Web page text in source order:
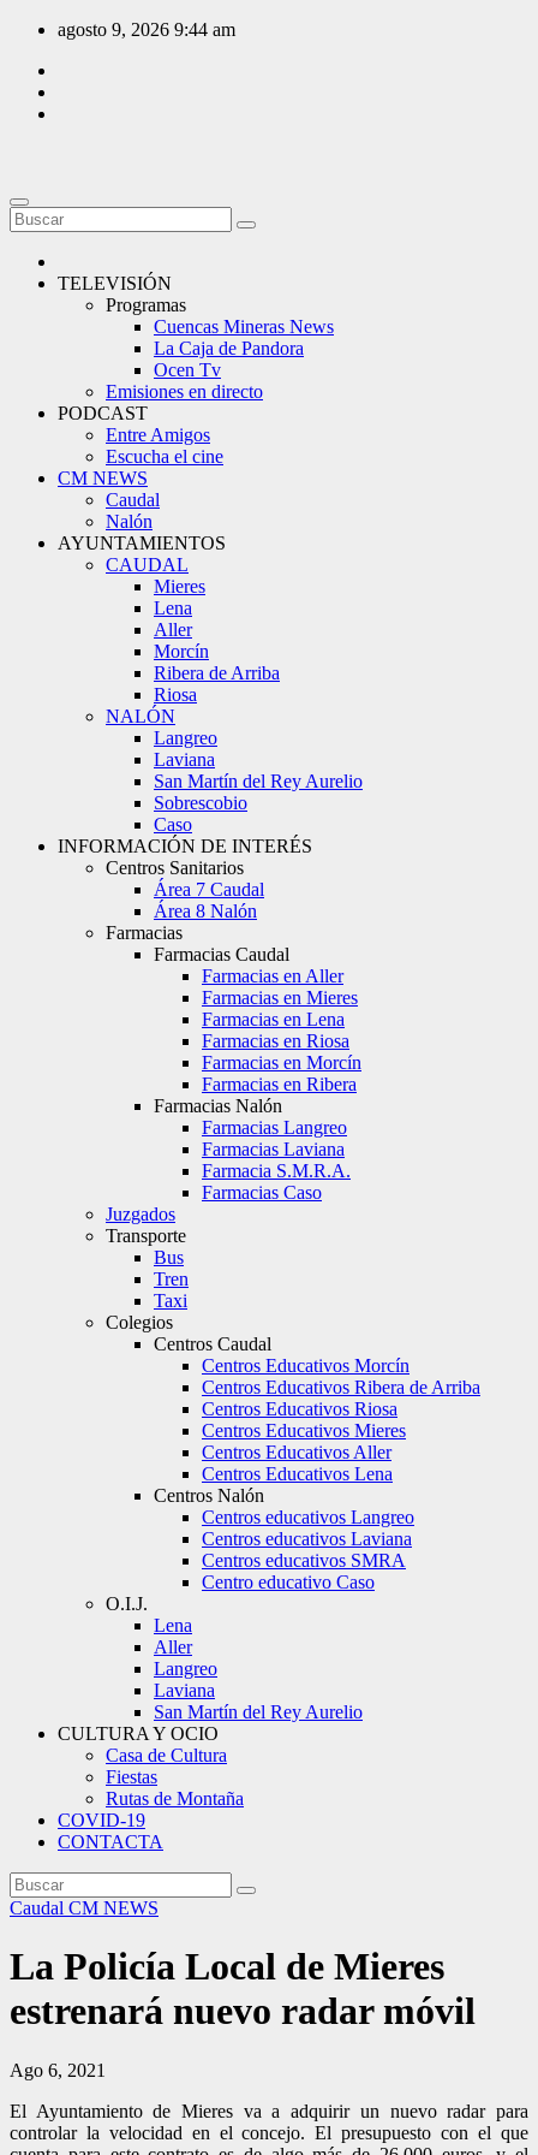
Saltar
contenido
agosto 9, 2026 9:44 am
TELEVISIÓN
Programas
Cuencas Mineras News
La Caja de Pandora
Ocen Tv
Emisiones en directo
PODCAST
Entre Amigos
Escucha el cine
CM NEWS
Caudal
Nalón
AYUNTAMIENTOS
CAUDAL
Mieres
Lena
Aller
Morcín
Ribera de Arriba
Riosa
NALÓN
Langreo
Laviana
San Martín del Rey Aurelio
Sobrescobio
Caso
INFORMACIÓN DE INTERÉS
Centros Sanitarios
Área 7 Caudal
Área 8 Nalón
Farmacias
Farmacias Caudal
Farmacias en Aller
Farmacias en Mieres
Farmacias en Lena
Farmacias en Riosa
Farmacias en Morcín
Farmacias en Ribera
Farmacias Nalón
Farmacias Langreo
Farmacias Laviana
Farmacia S.M.R.A.
Farmacias Caso
Juzgados
Transporte
Bus
Tren
Taxi
Colegios
Centros Caudal
Centros Educativos Morcín
Centros Educativos Ribera de Arriba
Centros Educativos Riosa
Centros Educativos Mieres
Centros Educativos Aller
Centros Educativos Lena
Centros Nalón
Centros educativos Langreo
Centros educativos Laviana
Centros educativos SMRA
Centro educativo Caso
O.I.J.
Lena
Aller
Langreo
Laviana
San Martín del Rey Aurelio
CULTURA Y OCIO
Casa de Cultura
Fiestas
Rutas de Montaña
COVID-19
CONTACTA
Caudal CM NEWS
La Policía Local de Mieres
estrenará nuevo radar móvil
Ago 6, 2021
El Ayuntamiento de Mieres va a adquirir un nuevo radar para
controlar la velocidad en el concejo. El presupuesto con el que